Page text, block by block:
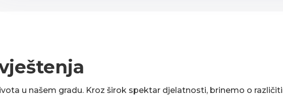
u našem gradu. Kroz širok spektar djelatnosti, brinemo o